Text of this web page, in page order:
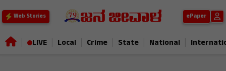
Web Stories ePaper
LIVE Local Crime State National